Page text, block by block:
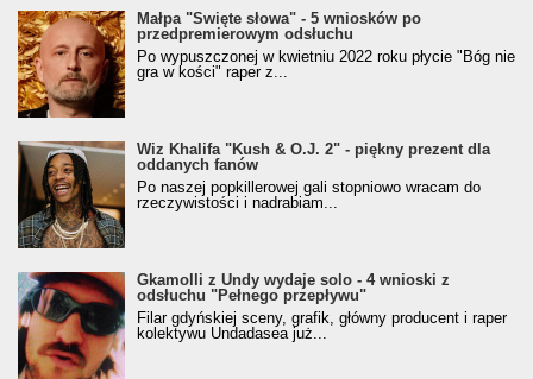
Małpa "Święte słowa" - 5 wniosków po
przedpremierowym odsłuchu
Po wypuszczonej w kwietniu 2022 roku płycie "Bóg nie
gra w kości" raper z...
Wiz Khalifa "Kush & O.J. 2" - piękny prezent dla
oddanych fanów
Po naszej popkillerowej gali stopniowo wracam do
rzeczywistości i nadrabiam...
Gkamolli z Undy wydaje solo - 4 wnioski z
odsłuchu "Pełnego przepływu"
Filar gdyńskiej sceny, grafik, główny producent i raper
kolektywu Undadasea już...